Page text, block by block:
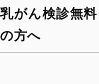
乳がん検診無
の方へ